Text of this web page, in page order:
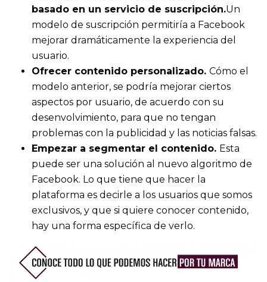
basado en un servicio de suscripción.Un
modelo de suscripción permitiría a Facebook
mejorar dramáticamente la experiencia del
usuario.
Ofrecer contenido personalizado. Cómo el
modelo anterior, se podría mejorar ciertos
aspectos por usuario, de acuerdo con su
desenvolvimiento, para que no tengan
problemas con la publicidad y las noticias falsas.
Empezar a segmentar el contenido. Esta
puede ser una solución al nuevo algoritmo de
Facebook. Lo que tiene que hacer la
plataforma es decirle a los usuarios que somos
exclusivos, y que si quiere conocer contenido,
hay una forma específica de verlo.